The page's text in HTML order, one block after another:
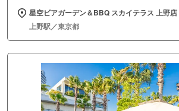
星空ビアガーデン＆BBQ スカイテラス 上野
上野駅／東京都